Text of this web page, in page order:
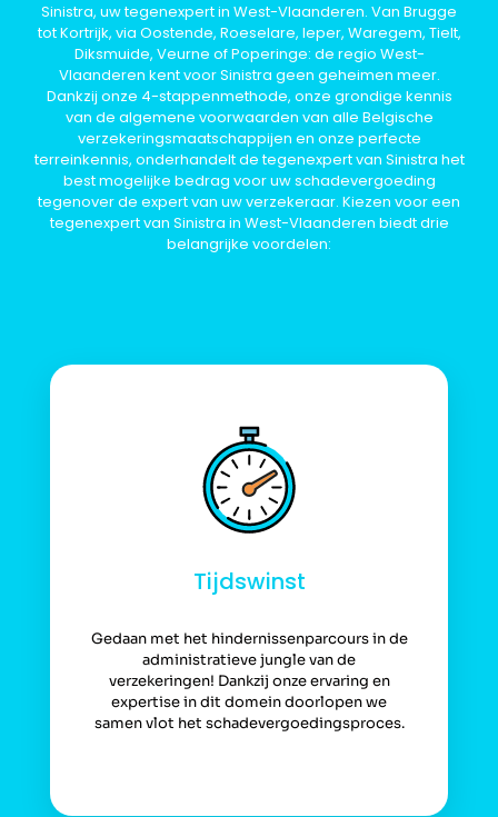
Sinistra, uw tegenexpert in West-Vlaanderen. Van Brugge
tot Kortrijk, via Oostende, Roeselare, Ieper, Waregem, Tielt,
Diksmuide, Veurne of Poperinge: de regio West-
Vlaanderen kent voor Sinistra geen geheimen meer.
Dankzij onze 4-stappenmethode, onze grondige kennis
van de algemene voorwaarden van alle Belgische
verzekeringsmaatschappijen en onze perfecte
terreinkennis, onderhandelt de tegenexpert van Sinistra het
best mogelijke bedrag voor uw schadevergoeding
tegenover de expert van uw verzekeraar. Kiezen voor een
tegenexpert van Sinistra in West-Vlaanderen biedt drie
belangrijke voordelen:
Tijdswinst
Gedaan met het hindernissenparcours in de
administratieve jungle van de
verzekeringen! Dankzij onze ervaring en
expertise in dit domein doorlopen we
samen vlot het schadevergoedingsproces.